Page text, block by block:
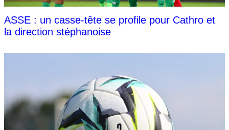
ASSE : un casse-tête se profile pour Cathro et
la direction stéphanoise